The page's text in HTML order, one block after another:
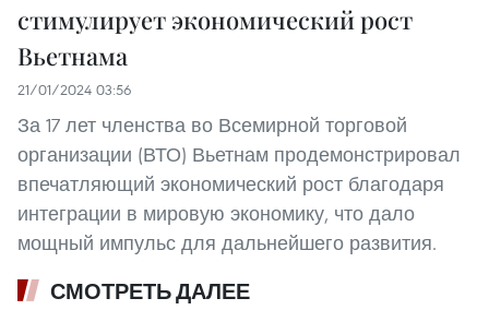
стимулирует экономический рост
Вьетнама
21/01/2024 03:56
За 17 лет членства во Всемирной торговой
организации (ВТО) Вьетнам продемонстрировал
впечатляющий экономический рост благодаря
интеграции в мировую экономику, что дало
мощный импульс для дальнейшего развития.
СМОТРЕТЬ ДАЛЕЕ